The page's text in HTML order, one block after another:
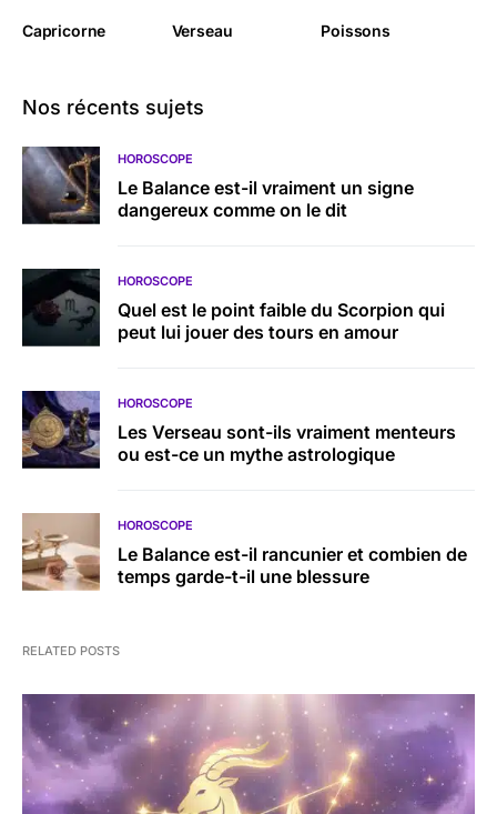
Capricorne Verseau Poissons
Nos récents sujets
HOROSCOPE
Le Balance est-il vraiment un signe
dangereux comme on le dit
HOROSCOPE
Quel est le point faible du Scorpion qui
peut lui jouer des tours en amour
HOROSCOPE
Les Verseau sont-ils vraiment menteurs
ou est-ce un mythe astrologique
HOROSCOPE
Le Balance est-il rancunier et combien de
temps garde-t-il une blessure
RELATED POSTS